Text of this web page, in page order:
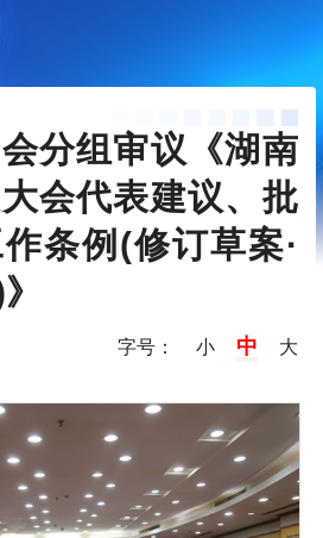
分组审议《湖南
会代表建议、批
条例(修订草案·
字号： 小 中 大